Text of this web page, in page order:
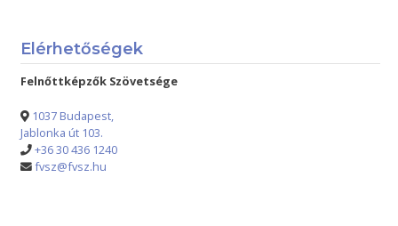
Elérhetőségek
Felnőttképzők Szövetsége
1037 Budapest,
Jablonka út 103.
+36 30 436 1240
fvsz@fvsz.hu